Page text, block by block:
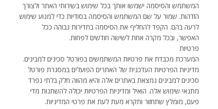
המשתמש והסיסמה ישמשו אותך בכל שימוש בשירותי האתר ולצורך
הזדהות. שמור על שם המשתמש והסיסמה בסודיות כדי למנוע שימוש
לרעה בהם. הקפד להחליף את הסיסמה בתדירות גבוהה ככל
האפשר, ובכל מקרה אחת לשישה חודשים לפחות.
פרטיות
המערכת מכבדת את פרטיות המשתמשים בפורטל סכינים למבינים.
מדיניות הפרטיות העדכנית של האתרים הפועלים במסגרת פורטל
סכינים למבינים נמצאת באתרים אלה והיא מהווה חלק בלתי נפרד
מתנאי שימוש אלה. הואיל ומדיניות הפרטיות יכולה להשתנות מדי
פעם, מומלץ שתחזור ותקרא מעת לעת את פרטי המדיניות.